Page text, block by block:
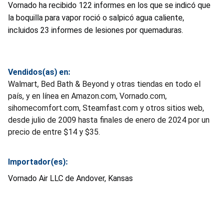
Vornado ha recibido 122 informes en los que se indicó que
la boquilla para vapor roció o salpicó agua caliente,
incluidos 23 informes de lesiones por quemaduras.
Vendidos(as) en:
Walmart, Bed Bath & Beyond y otras tiendas en todo el
país, y en línea en Amazon.com, Vornado.com,
sihomecomfort.com, Steamfast.com y otros sitios web,
desde julio de 2009 hasta finales de enero de 2024 por un
precio de entre $14 y $35.
Importador(es):
Vornado Air LLC de Andover, Kansas